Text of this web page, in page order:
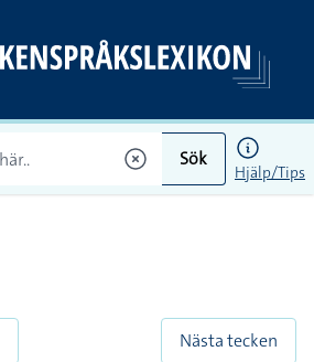
Sök
Hjälp/Tips
Nästa tecken